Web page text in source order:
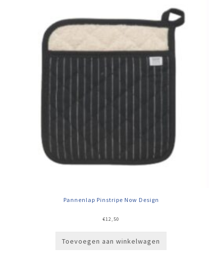
Pannenlap Pinstripe Now Design
€12,50
Toevoegen aan winkelwagen